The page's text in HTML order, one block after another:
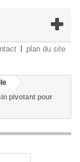
plan du site
pivotant pour